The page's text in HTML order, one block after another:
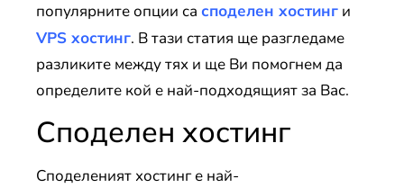
популярните опции са споделен хостинг и
VPS хостинг. В тази статия ще разгледаме
разликите между тях и ще Ви помогнем да
определите кой е най-подходящият за Вас.
Споделен хостинг
Споделеният хостинг е най-